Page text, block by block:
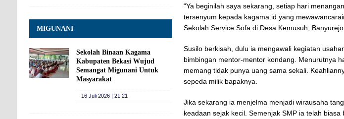
“Ya beginilah saya sekarang, setiap hari
tersenyum kepada kagama.id yang
Sekolah Service Sofa di Desa Kemusuh,
Susilo berkisah, dulu ia mengawali kegiatan
bimbingan mentor-mentor kondang. Menurutnya
memang tidak punya uang sama sekali.
sepeda milik bapaknya.
Jika sekarang ia menjelma menjadi wirausaha
keadaan sejak kecil. Semenjak SMP ia telah
MIGUNANI
Sekolah Binaan Kagama
Kabupaten Bekasi Wujud
Semangat Migunani Untuk
Masyarakat
16 Juli 2026 | 21:21